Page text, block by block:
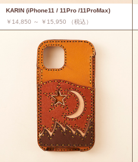
KARIN (iPhone11 / 11Pro /11ProMax)
￥14,850 ～ ￥15,950 （税込）